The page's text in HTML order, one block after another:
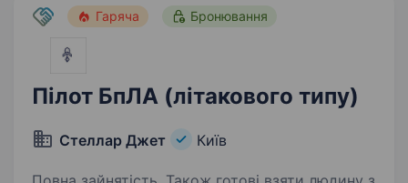
Гаряча Бронювання
Пілот БпЛА (літакового типу)
Стеллар Джет Київ